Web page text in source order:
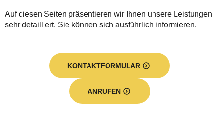
Auf diesen Seiten präsentieren wir Ihnen unsere Leistungen
sehr detailliert. Sie können sich ausführlich informieren.
KONTAKTFORMULAR
ANRUFEN